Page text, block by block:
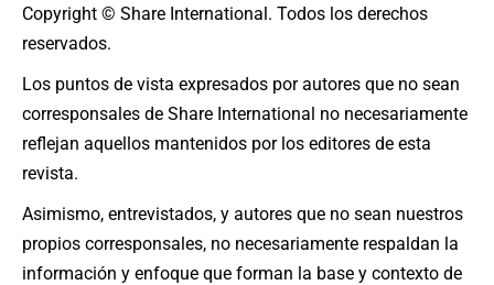
Copyright © Share International. Todos los derechos
reservados.
Los puntos de vista expresados por autores que no sean
corresponsales de Share International no necesariamente
reflejan aquellos mantenidos por los editores de esta
revista.
Asimismo, entrevistados, y autores que no sean nuestros
propios corresponsales, no necesariamente respaldan la
información y enfoque que forman la base y contexto de